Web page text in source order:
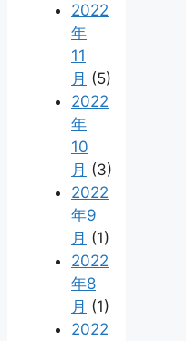
2022
年
11
月 (5)
2022
年
10
月 (3)
2022
年9
月 (1)
2022
年8
月 (1)
2022